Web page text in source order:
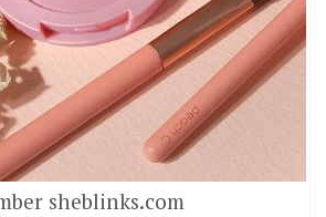
sheblinks.com